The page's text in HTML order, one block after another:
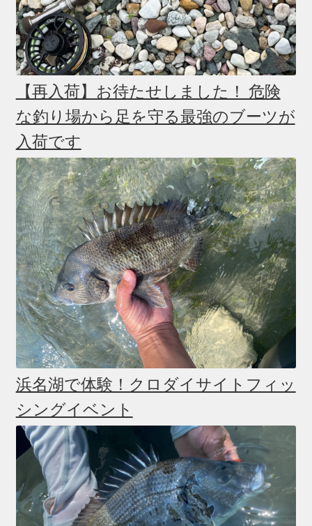
【再入荷】お待たせしました！ 危険
な釣り場から足を守る最強のブーツが
入荷です
浜名湖で体験！クロダイサイトフィッ
シングイベント